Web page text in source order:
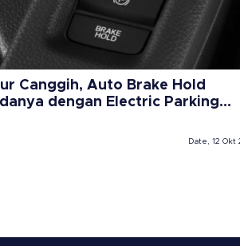
Canggih, Auto Brake Hold
dengan Electric Parking
Date, 12 Okt